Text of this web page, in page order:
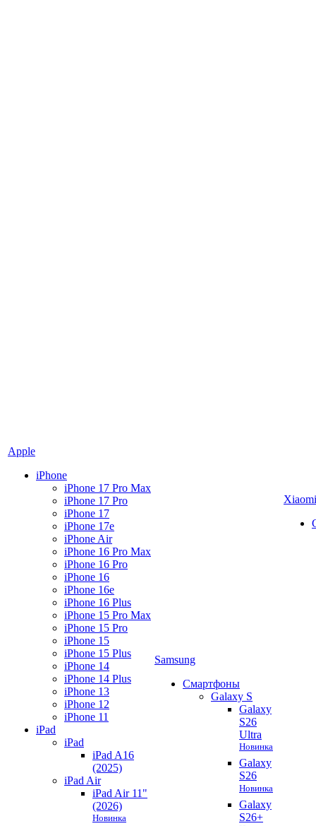
Apple
iPhone
iPhone 17 Pro Max
iPhone 17 Pro
iPhone 17
iPhone 17e
iPhone Air
iPhone 16 Pro Max
iPhone 16 Pro
iPhone 16
iPhone 16e
iPhone 16 Plus
iPhone 15 Pro Max
iPhone 15 Pro
iPhone 15
iPhone 15 Plus
iPhone 14
iPhone 14 Plus
iPhone 13
iPhone 12
iPhone 11
iPad
iPad
iPad A16
(2025)
iPad Air
iPad Air 11"
(2026)
Новинка
Samsung
Смартфоны
Galaxy S
Galaxy
S26
Ultra
Новинка
Galaxy
S26
Новинка
Galaxy
S26+
Xiaomi